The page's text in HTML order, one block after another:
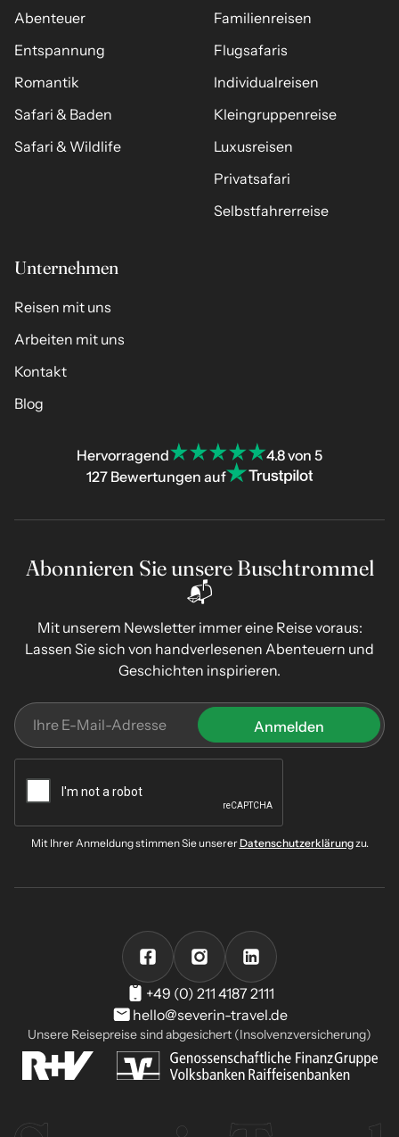
Abenteuer
Entspannung
Romantik
Safari & Baden
Safari & Wildlife
Familienreisen
Flugsafaris
Individualreisen
Kleingruppenreise
Luxusreisen
Privatsafari
Selbstfahrerreise
Unternehmen
Reisen mit uns
Arbeiten mit uns
Kontakt
Blog
Hervorragend
4.8 von 5
127 Bewertungen auf
Abonnieren Sie unsere Buschtrommel
📬
Mit unserem Newsletter immer eine Reise voraus:
Lassen Sie sich von handverlesenen Abenteuern und
Geschichten inspirieren.
Mit Ihrer Anmeldung stimmen Sie unsererDatenschutzerklärungzu.
+49 (0) 211 4187 2111
hello@severin-travel.de
Unsere Reisepreise sind abgesichert (Insolvenzversicherung)